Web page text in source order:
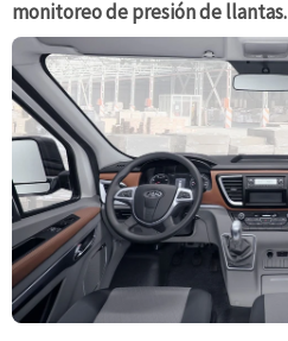
monitoreo de presión de llantas.